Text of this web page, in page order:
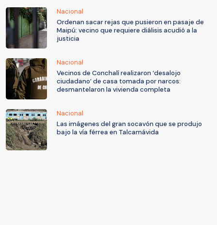
Nacional
Ordenan sacar rejas que pusieron en pasaje de
Maipú: vecino que requiere diálisis acudió a la
justicia
Nacional
Vecinos de Conchalí realizaron ‘desalojo
ciudadano’ de casa tomada por narcos:
desmantelaron la vivienda completa
Nacional
Las imágenes del gran socavón que se produjo
bajo la vía férrea en Talcamávida